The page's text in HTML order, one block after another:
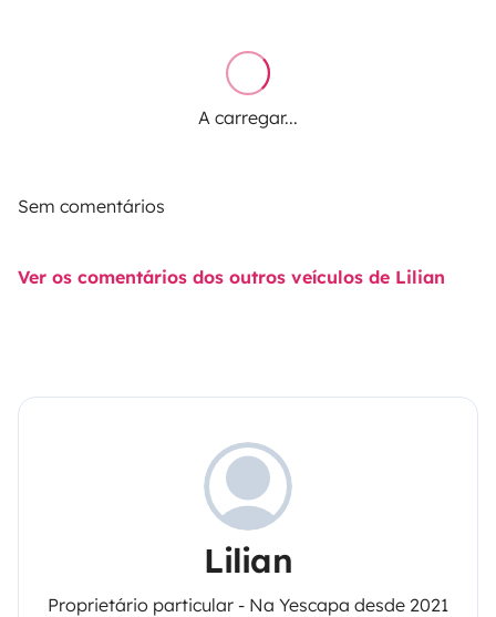
A carregar...
Sem comentários
Ver os comentários dos outros veículos de Lilian
Lilian
Proprietário particular - Na Yescapa desde 2021